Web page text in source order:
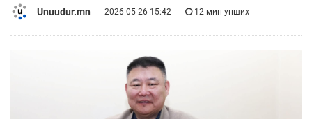
Unuudur.mn 2026-05-26 15:42 12 мин унших